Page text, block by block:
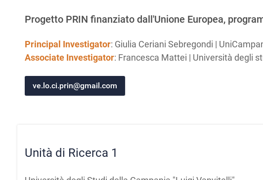
Progetto PRIN finanziato dall'Unione Europea,
Principal Investigator: Giulia Ceriani Sebregondi |
Associate Investigator: Francesca Mattei | Università degli
ve.lo.ci.prin@gmail.com
Unità di Ricerca 1